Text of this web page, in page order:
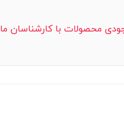
محصولات با کارشناسان ما